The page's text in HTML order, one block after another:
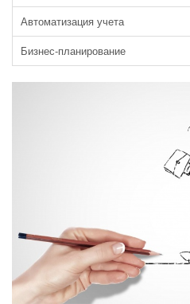
Автоматизация учета
Бизнес-планирование